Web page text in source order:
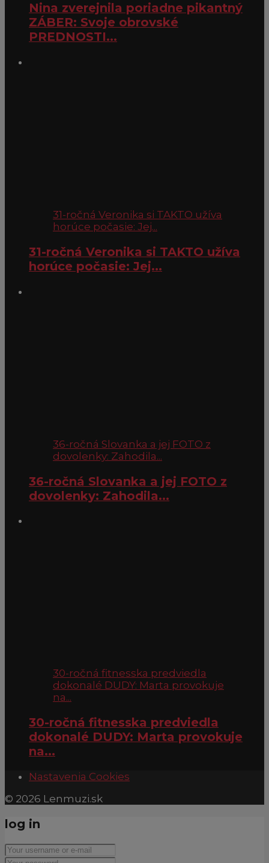
Nina zverejnila poriadne pikantný
ZÁBER: Svoje obrovské
PREDNOSTI...
31-ročná Veronika si TAKTO užíva
horúce počasie: Jej...
31-ročná Veronika si TAKTO užíva
horúce počasie: Jej...
36-ročná Slovanka a jej FOTO z
dovolenky: Zahodila...
36-ročná Slovanka a jej FOTO z
dovolenky: Zahodila...
30-ročná fitnesska predviedla
dokonalé DUDY: Marta provokuje
na...
30-ročná fitnesska predviedla
dokonalé DUDY: Marta provokuje
na...
Nastavenia Cookies
© 2026 Lenmuzi.sk
log in